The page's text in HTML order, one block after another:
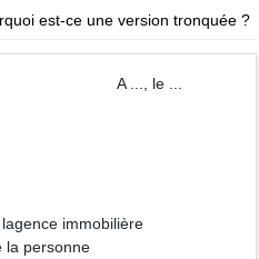
est-ce une version tronquée ?
le ...